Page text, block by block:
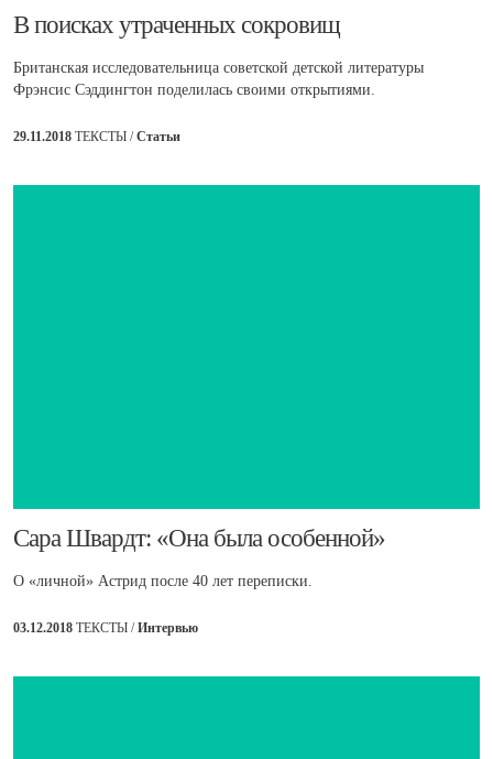
​В поисках утраченных сокровищ
Британская исследовательница советской детской литературы
Фрэнсис Сэддингтон поделилась своими открытиями.
29.11.2018 ТЕКСТЫ /Статьи
​Сара Швардт: «Она была особенной»
О «личной» Астрид после 40 лет переписки.
03.12.2018 ТЕКСТЫ /Интервью